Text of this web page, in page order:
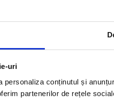
uri
personaliza conținutul și
partenerilor de rețele